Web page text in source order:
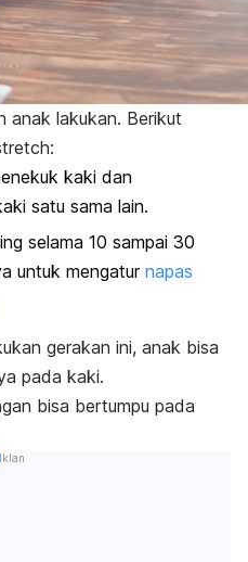
anak lakukan. Berikut
:
kaki dan
satu sama lain.
selama 10 sampai 30
untuk mengatur napas
gerakan ini, anak bisa
pada kaki.
bisa bertumpu pada
Iklan